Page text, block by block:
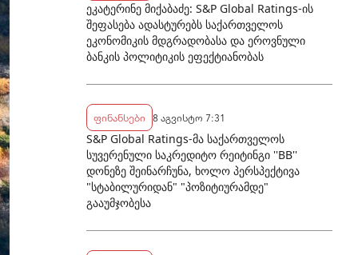
ეკატერინე მიქაბაძე: S&P Global Ratings-ის
შეფასება ადასტურებს საქართველოს
ეკონომიკის მდგრადობასა და ეროვნული
ბანკის პოლიტიკის ეფექტიანობას
ფინანსები 8 აგვისტო 7:31
S&P Global Ratings-მა საქართველოს
სუვერენული საკრედიტო რეიტინგი ''BB''
დონეზე შეინარჩუნა, ხოლო პერსპექტივა
"სტაბილურიდან" "პოზიტიურამდე"
გააუმჯობესა